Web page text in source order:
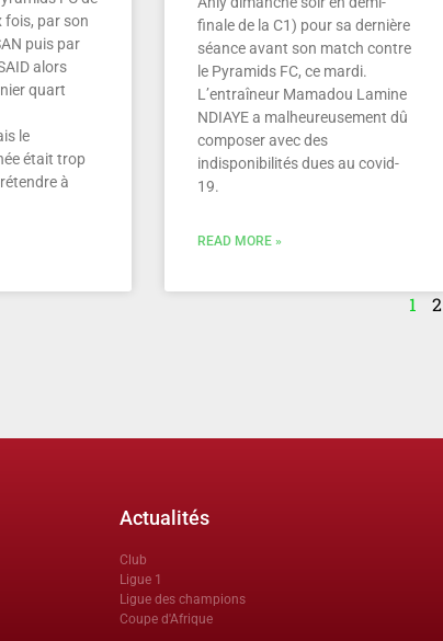
fois, par son
puis par
alors
quart
le
était trop
à
finale de la C1) pour sa dernière
séance avant son match contre
le Pyramids FC, ce mardi.
L’entraîneur Mamadou Lamine
NDIAYE a malheureusement dû
composer avec des
indisponibilités dues au covid-
19.
READ MORE »
1 2
Actualités
Club
Ligue 1
Ligue des champions
Coupe d'Afrique